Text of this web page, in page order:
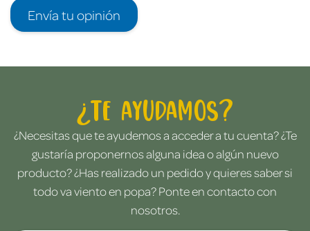
Envía tu opinión
¿Te ayudamos?
¿Necesitas que te ayudemos a acceder a tu cuenta? ¿Te
gustaría proponernos alguna idea o algún nuevo
producto? ¿Has realizado un pedido y quieres saber si
todo va viento en popa? Ponte en contacto con
nosotros.